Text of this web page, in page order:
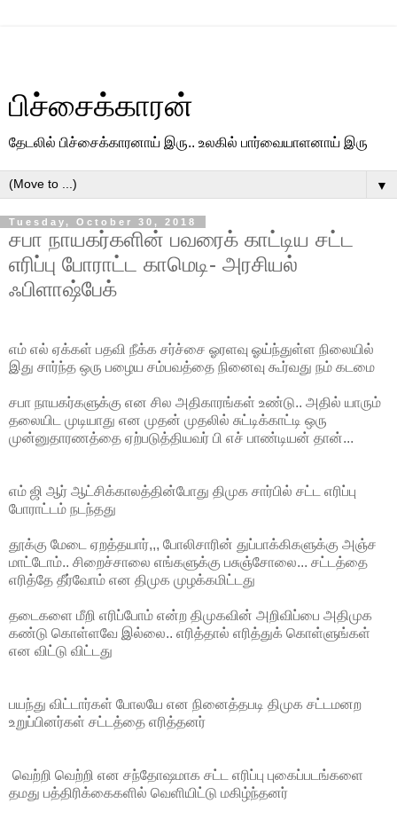
பிச்சைக்காரன்
தேடலில் பிச்சைக்காரனாய் இரு.. உலகில் பார்வையாளனாய் இரு
▼
Tuesday, October 30, 2018
சபா நாயகர்களின் பவரைக் காட்டிய சட்ட
எரிப்பு போராட்ட காமெடி- அரசியல்
ஃபிளாஷ்பேக்
எம் எல் ஏக்கள் பதவி நீக்க சர்ச்சை ஓரளவு ஓய்ந்துள்ள நிலையில்
இது சார்ந்த ஒரு பழைய சம்பவத்தை நினைவு கூர்வது நம் கடமை
சபா நாயகர்களுக்கு என சில அதிகாரங்கள் உண்டு.. அதில் யாரும்
தலையிட முடியாது என முதன் முதலில் சுட்டிக்காட்டி ஒரு
முன்னுதாரணத்தை ஏற்படுத்தியவர் பி எச் பாண்டியன் தான்...
எம் ஜி ஆர் ஆட்சிக்காலத்தின்போது திமுக சார்பில் சட்ட எரிப்பு
போராட்டம் நடந்தது
தூக்கு மேடை ஏறத்தயார்,,, போலிசாரின் துப்பாக்கிகளுக்கு அஞ்ச
மாட்டோம்.. சிறைச்சாலை எங்களுக்கு பசுஞ்சோலை... சட்டத்தை
எரித்தே தீர்வோம் என திமுக முழக்கமிட்டது
தடைகளை மீறி எரிப்போம் என்ற திமுகவின் அறிவிப்பை அதிமுக
கண்டு கொள்ளவே இல்லை.. எரித்தால் எரித்துக் கொள்ளுங்கள்
என விட்டு விட்டது
பயந்து விட்டார்கள் போலயே என நினைத்தபடி திமுக சட்டமனற
உறுப்பினர்கள் சட்டத்தை எரித்தனர்
வெற்றி வெற்றி என சந்தோஷமாக சட்ட எரிப்பு புகைப்படங்களை
தமது பத்திரிக்கைகளில் வெளியிட்டு மகிழ்ந்தனர்